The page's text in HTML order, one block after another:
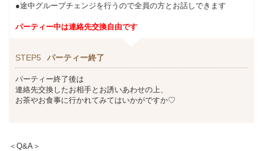
●途中グループチェンジを行うので全員の方とお話しできます
パーティー中は連絡先交換自由です
STEP5 パーティー終了
パーティー終了後は
連絡先交換したお相手とお誘いあわせの上、
お茶やお食事に行かれてみてはいかがですか♡
＜Q&A＞